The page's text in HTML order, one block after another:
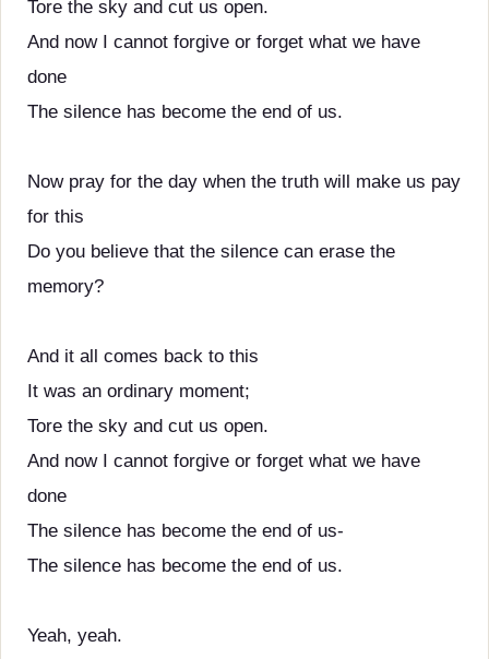
Tore the sky and cut us open.
And now I cannot forgive or forget what we have
done
The silence has become the end of us.
Now pray for the day when the truth will make us pay
for this
Do you believe that the silence can erase the
memory?
And it all comes back to this
It was an ordinary moment;
Tore the sky and cut us open.
And now I cannot forgive or forget what we have
done
The silence has become the end of us-
The silence has become the end of us.
Yeah, yeah.